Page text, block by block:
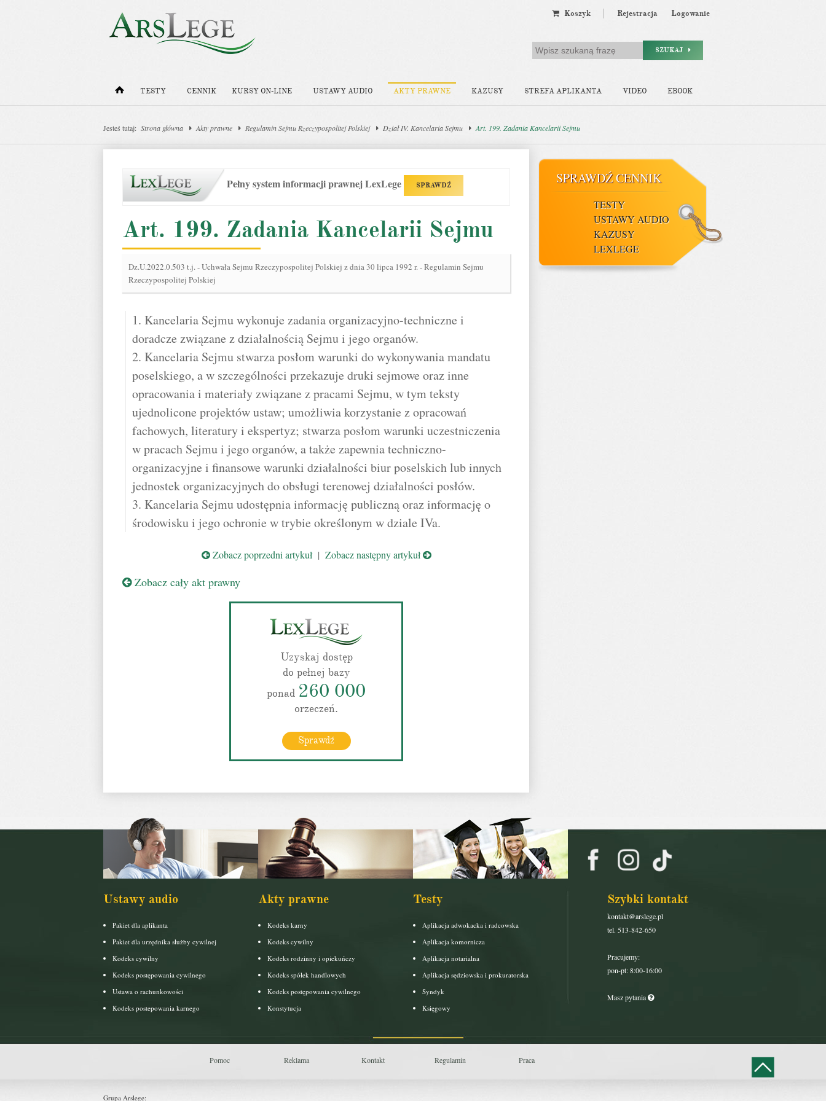
Koszyk Rejestracja Logowanie
SZUKAJ
TESTY CENNIK KURSY ON-LINE USTAWY AUDIO AKTY PRAWNE KAZUSY STREFA APLIKANTA VIDEO EBOOK
Jesteś tutaj: Strona główna Akty prawne Regulamin Sejmu Rzeczypospolitej Polskiej Dział IV. Kancelaria Sejmu Art. 199. Zadania Kancelarii Sejmu
Pełny system informacji prawnej LexLege SPRAWDŹ
Art. 199. Zadania Kancelarii Sejmu
Dz.U.2022.0.503 t.j.-Uchwała Sejmu Rzeczypospolitej Polskiej z dnia 30 lipca 1992 r. - Regulamin Sejmu
Rzeczypospolitej Polskiej
1. Kancelaria Sejmu wykonuje zadania organizacyjno-techniczne i
doradcze związane z działalnością Sejmu i jego organów.
2. Kancelaria Sejmu stwarza posłom warunki do wykonywania mandatu
poselskiego, a w szczególności przekazuje druki sejmowe oraz inne
opracowania i materiały związane z pracami Sejmu, w tym teksty
ujednolicone projektów ustaw; umożliwia korzystanie z opracowań
fachowych, literatury i ekspertyz; stwarza posłom warunki uczestniczenia
w pracach Sejmu i jego organów, a także zapewnia techniczno-
organizacyjne i finansowe warunki działalności biur poselskich lub innych
jednostek organizacyjnych do obsługi terenowej działalności posłów.
3. Kancelaria Sejmu udostępnia informację publiczną oraz informację o
środowisku i jego ochronie w trybie określonym w dziale IVa.
Zobacz poprzedni artykuł| Zobacz następny artykuł
Zobacz cały akt prawny
Uzyskaj dostęp
do pełnej bazy
ponad 260 000
orzeczeń.
Sprawdź
SPRAWDŹ CENNIK
TESTY
USTAWY AUDIO
KAZUSY
LEXLEGE
Ustawy audio
Pakiet dla aplikanta
Pakiet dla urzędnika służby cywilnej
Kodeks cywilny
Kodeks postępowania cywilnego
Ustawa o rachunkowości
Kodeks postepowania karnego
Akty prawne
Kodeks karny
Kodeks cywilny
Kodeks rodzinny i opiekuńczy
Kodeks spółek handlowych
Kodeks postępowania cywilnego
Konstytucja
Testy
Aplikacja adwokacka i radcowska
Aplikacja komornicza
Aplikacja notarialna
Aplikacja sędziowska i prokuratorska
Syndyk
Księgowy
Szybki kontakt
kontakt@arslege.pl
tel. 513-842-650
Pracujemy:
pon-pt: 8:00-16:00
Masz pytania
Pomoc Reklama Kontakt Regulamin Praca
Grupa Arslege: